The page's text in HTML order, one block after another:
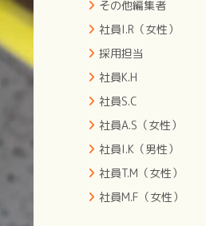
その他編集者
社員I.R（女性）
採用担当
社員K.H
社員S.C
社員A.S（女性）
社員I.K（男性）
社員T.M（女性）
社員M.F（女性）